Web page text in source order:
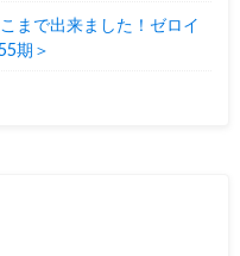
まで出来ました！ゼロイ
期＞